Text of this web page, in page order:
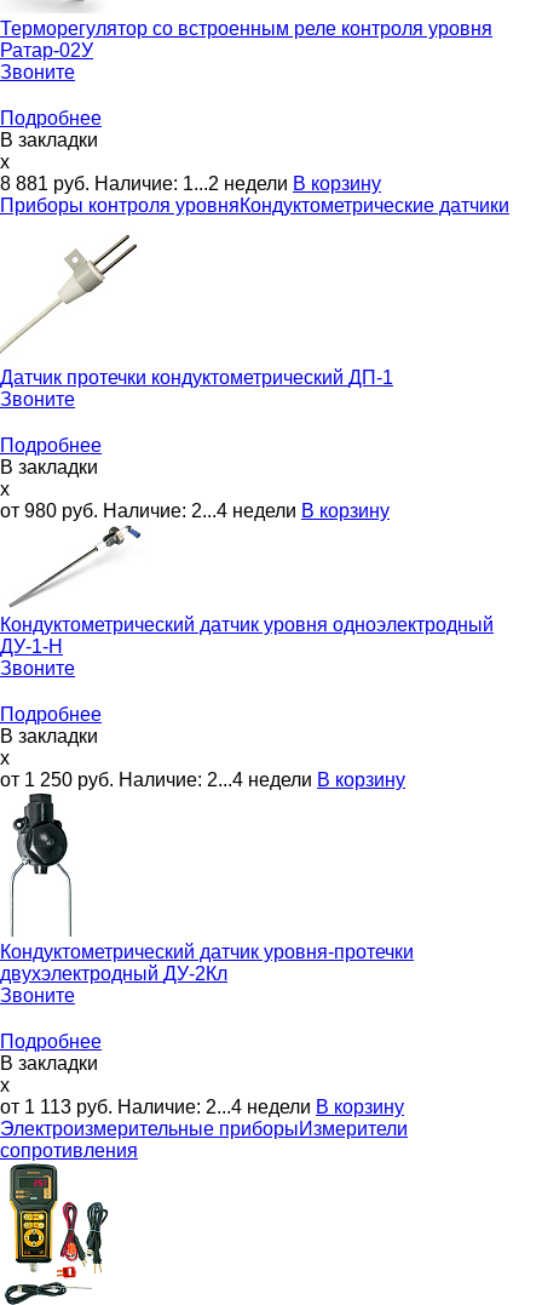
Терморегулятор со встроенным реле контроля уровня
Ратар-02У
Звоните
Подробнее
В закладки
x
8 881 руб. Наличие: 1...2 недели В корзину
Приборы контроля уровняКондуктометрические датчики
Датчик протечки кондуктометрический ДП-1
Звоните
Подробнее
В закладки
x
от 980 руб. Наличие: 2...4 недели В корзину
Кондуктометрический датчик уровня одноэлектродный
ДУ-1-Н
Звоните
Подробнее
В закладки
x
от 1 250 руб. Наличие: 2...4 недели В корзину
Кондуктометрический датчик уровня-протечки
двухэлектродный ДУ-2Кл
Звоните
Подробнее
В закладки
x
от 1 113 руб. Наличие: 2...4 недели В корзину
Электроизмерительные приборыИзмерители
сопротивления